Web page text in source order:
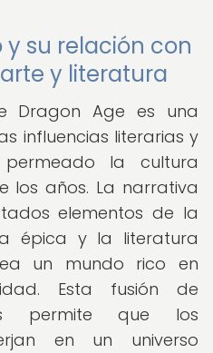
y su relación con
y literatura
Dragon Age es una
influencias literarias y
la cultura
años. La narrativa
elementos de la
épica y la literatura
un mundo rico en
Esta fusión de
permite que los
en un universo